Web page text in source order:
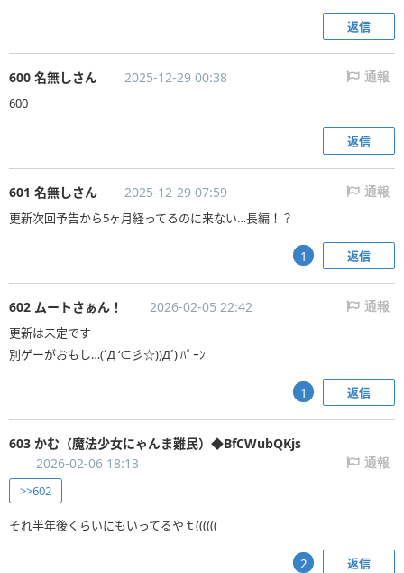
返信
600 名無しさん 2025-12-29 00:38 通報
600
返信
601 名無しさん 2025-12-29 07:59 通報
更新次回予告から5ヶ月経ってるのに来ない…長編！？
返信
1
602 ムートさぁん！ 2026-02-05 22:42 通報
更新は未定です
別ゲーがおもし…(´Д ‘⊂彡☆))Д´) ﾊﾟｰﾝ
返信
1
603 かむ（魔法少女にゃんま難民）◆BfCWubQKjs
2026-02-06 18:13
通報
>>602
それ半年後くらいにもいってるやｔ((((((
返信
2